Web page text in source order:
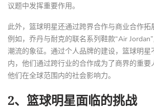
议题中发挥重要作用。
此外，篮球明星还通过跨界合作与商业合作拓
例如，乔丹与耐克的联名系列鞋款“Air
潮流的象征。通过个人品牌的建设，篮球明星
内，他们通过跨行业的合作成为了商界的重要
他们在全球范围内的社会影响力。
2、篮球明星面临的挑战